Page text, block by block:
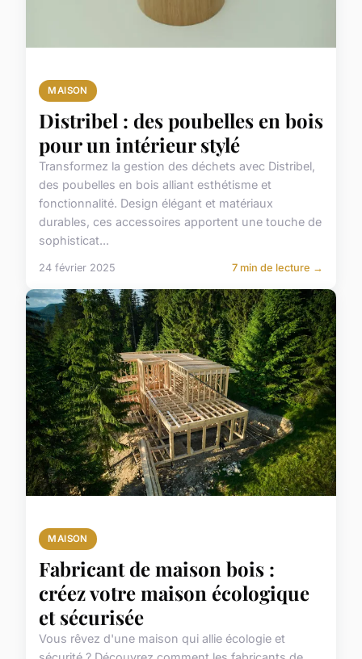
MAISON
Distribel : des poubelles en bois
pour un intérieur stylé
Transformez la gestion des déchets avec Distribel,
des poubelles en bois alliant esthétisme et
fonctionnalité. Design élégant et matériaux
durables, ces accessoires apportent une touche de
sophisticat...
24 février 2025 7 min de lecture →
MAISON
Fabricant de maison bois :
créez votre maison écologique
et sécurisée
Vous rêvez d'une maison qui allie écologie et